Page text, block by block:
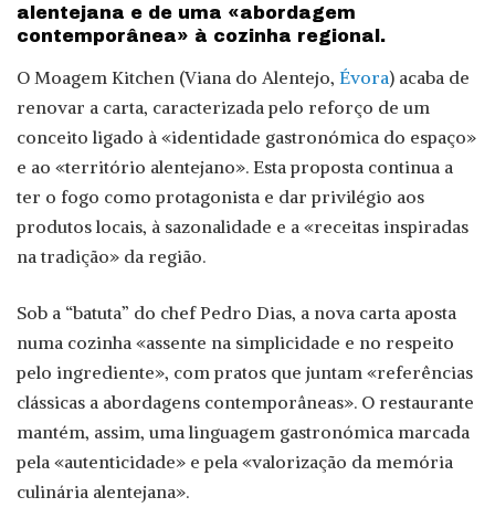
alentejana e de uma «abordagem
contemporânea» à cozinha regional.
O Moagem Kitchen (Viana do Alentejo, Évora) acaba de
renovar a carta, caracterizada pelo reforço de um
conceito ligado à «identidade gastronómica do espaço»
e ao «território alentejano». Esta proposta continua a
ter o fogo como protagonista e dar privilégio aos
produtos locais, à sazonalidade e a «receitas inspiradas
na tradição» da região.
Sob a “batuta” do chef Pedro Dias, a nova carta aposta
numa cozinha «assente na simplicidade e no respeito
pelo ingrediente», com pratos que juntam «referências
clássicas a abordagens contemporâneas». O restaurante
mantém, assim, uma linguagem gastronómica marcada
pela «autenticidade» e pela «valorização da memória
culinária alentejana».